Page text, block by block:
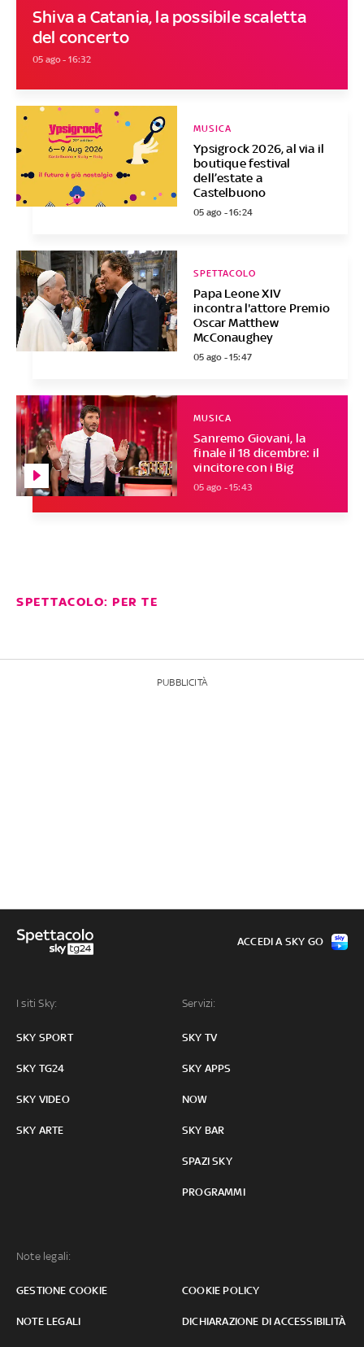
Shiva a Catania, la possibile scaletta
del concerto
05 ago - 16:32
Ypsigrock 2026, al via il
boutique festival
dell’estate a
Castelbuono
MUSICA
05 ago - 16:24
Papa Leone XIV
incontra l'attore Premio
Oscar Matthew
McConaughey
SPETTACOLO
05 ago - 15:47
Sanremo Giovani, la
finale il 18 dicembre: il
vincitore con i Big
MUSICA
05 ago - 15:43
SPETTACOLO: PER TE
PUBBLICITÀ
I siti Sky:
SKY SPORT
SKY TG24
SKY VIDEO
SKY ARTE
Servizi:
SKY TV
SKY APPS
NOW
SKY BAR
SPAZI SKY
PROGRAMMI
Note legali:
GESTIONE COOKIE COOKIE POLICY
NOTE LEGALI DICHIARAZIONE DI ACCESSIBILITÀ
ACCEDI A SKY GO